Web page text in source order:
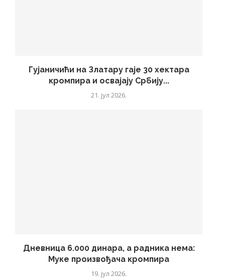
Гујаничићи на Златару гаје 30 хектара
кромпира и освајају Србију...
21. јул 2026.
Дневница 6.000 динара, а радника нема:
Муке произвођача кромпира
19. јул 2026.